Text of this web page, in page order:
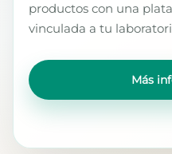
productos con una
vinculada a tu
Más